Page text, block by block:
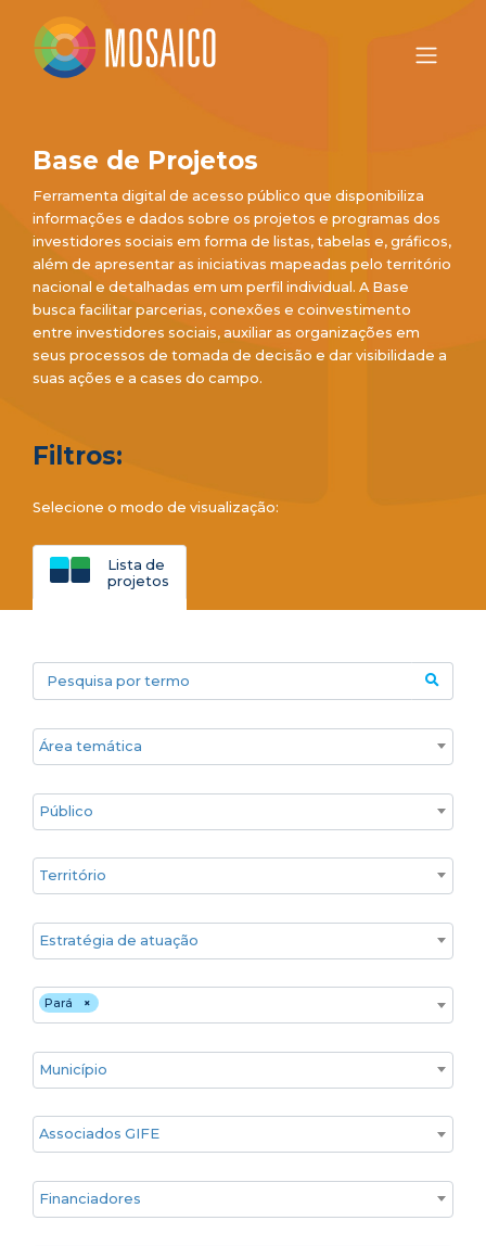
Base de Projetos
Ferramenta digital de acesso público que disponibiliza
informações e dados sobre os projetos e programas dos
investidores sociais em forma de listas, tabelas e, gráficos,
além de apresentar as iniciativas mapeadas pelo território
nacional e detalhadas em um perfil individual. A Base
busca facilitar parcerias, conexões e coinvestimento
entre investidores sociais, auxiliar as organizações em
seus processos de tomada de decisão e dar visibilidade a
suas ações e a cases do campo.
Filtros:
Selecione o modo de visualização:
Lista de
projetos
Pesquisa por termo
Áreas temáticas
Público
Territórios
Estratégia de atuação
Estado×
Pará
Cidade
Associados GIFE
Financiadores